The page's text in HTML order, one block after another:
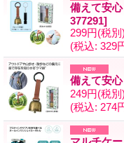
備えて安
377291]
299円(税別)
(税込: 329
備えて安
249円(税別)
(税込: 274